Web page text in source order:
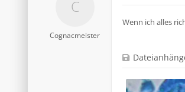
Cognacmeister
Wenn ich alles